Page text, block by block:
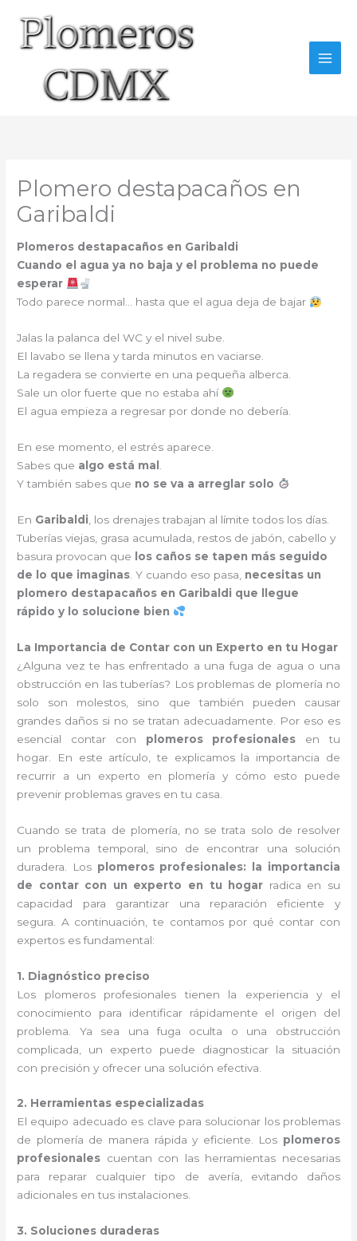
contenido
Plomero destapacaños en
Garibaldi
Plomeros destapacaños en Garibaldi
Cuando el agua ya no baja y el problema no puede
esperar
Todo parece normal… hasta que el agua deja de bajar
Jalas la palanca del WC y el nivel sube.
El lavabo se llena y tarda minutos en vaciarse.
La regadera se convierte en una pequeña alberca.
Sale un olor fuerte que no estaba ahí
El agua empieza a regresar por donde no debería.
En ese momento, el estrés aparece.
Sabes que algo está mal
Y también sabes que no se va a arreglar solo
En Garibaldi , los drenajes trabajan al límite todos los días.
Tuberías viejas, grasa acumulada, restos de jabón, cabello y
basura provocan que
los caños se tapen más seguido
de lo que imaginas . Y cuando eso pasa, necesitas un
plomero destapacaños en Garibaldi que llegue
rápido y lo solucione bien
La Importancia de Contar con un Experto en tu Hogar
¿Alguna vez te has enfrentado a una fuga de agua o una
obstrucción en las tuberías? Los problemas de plomería no
solo son molestos, sino que también pueden causar
grandes daños si no se tratan adecuadamente. Por eso es
esencial contar con plomeros profesionales en tu
hogar. En este artículo, te explicamos la importancia de
recurrir a un experto en plomería y cómo esto puede
prevenir problemas graves en tu casa.
Cuando se trata de plomería, no se trata solo de resolver
un problema temporal, sino de encontrar una solución
duradera. Los plomeros profesionales: la importancia
de contar con un experto en tu hogar radica en su
capacidad para garantizar una reparación eficiente y
segura. A continuación, te contamos por qué contar con
expertos es fundamental:
1. Diagnóstico preciso
Los plomeros profesionales tienen la experiencia y el
conocimiento para identificar rápidamente el origen del
problema. Ya sea una fuga oculta o una obstrucción
complicada, un experto puede diagnosticar la situación
con precisión y ofrecer una solución efectiva.
2. Herramientas especializadas
El equipo adecuado es clave para solucionar los problemas
de plomería de manera rápida y eficiente. Los plomeros
profesionales cuentan con las herramientas necesarias
para reparar cualquier tipo de avería, evitando daños
adicionales en tus instalaciones.
3. Soluciones duraderas